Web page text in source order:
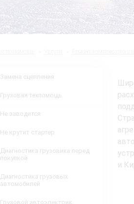
Замена сцепления
Грузовая техпомощь
Не заводится
Не крутит стартер
Диагностика грузовика перед
покупкой
Диагностика грузовых
автомобилей
Грузовой автоэлектрик
и